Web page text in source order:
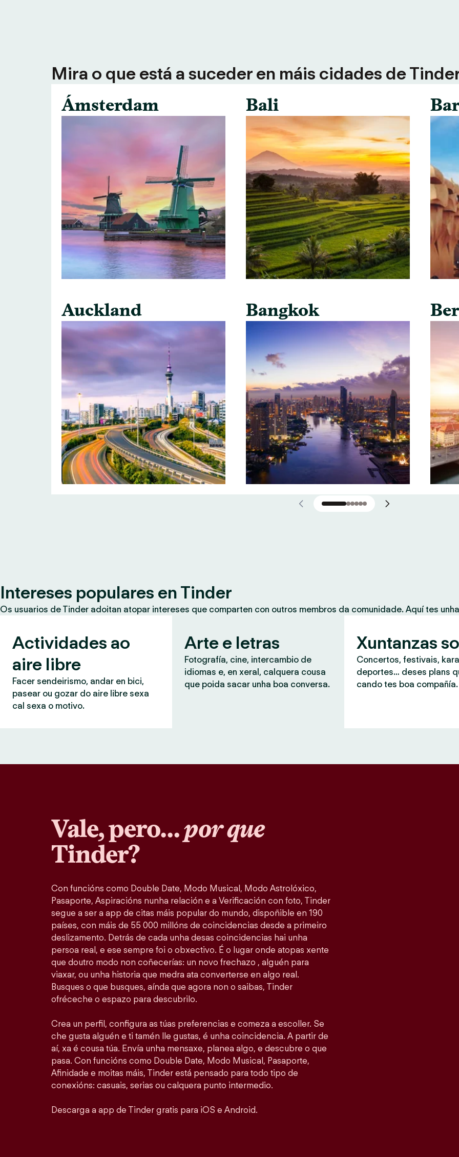
Mira o que está a suceder en máis cidades de
Ámsterdam
Auckland
Bali
Bangkok
Intereses populares en Tinder
Os usuarios de Tinder adoitan atopar intereses que comparten con outros membros da comunidade. Aquí tes
Actividades ao
aire libre
Facer sendeirismo, andar en bici,
pasear ou gozar do aire libre sexa
cal sexa o motivo.
Arte e letras
Fotografía, cine, intercambio de
idiomas e, en xeral, calquera cousa
que poida sacar unha boa conversa.
Xuntanzas
Concertos, festivais,
deportes… deses plans
cando tes boa compañía.
Vale, pero…por que
Tinder?
Con funcións como Double Date, Modo Musical, Modo Astrolóxico,
Pasaporte, Aspiracións nunha relación e a Verificación con foto, Tinder
segue a ser a app de citas máis popular do mundo, dispoñible en 190
países, con máis de 55 000 millóns de coincidencias desde a primeiro
deslizamento. Detrás de cada unha desas coincidencias hai unha
persoa real, e ese sempre foi o obxectivo. É o lugar onde atopas xente
que doutro modo non coñecerías: un novo frechazo , alguén para
viaxar, ou unha historia que medra ata converterse en algo real.
Busques o que busques, aínda que agora non o saibas, Tinder
ofréceche o espazo para descubrilo.
Crea un perfil, configura as túas preferencias e comeza a escoller. Se
che gusta alguén e ti tamén lle gustas, é unha coincidencia. A partir de
aí, xa é cousa túa. Envía unha mensaxe, planea algo, e descubre o que
pasa. Con funcións como Double Date, Modo Musical, Pasaporte,
Afinidade e moitas máis, Tinder está pensado para todo tipo de
conexións: casuais, serias ou calquera punto intermedio.
Descarga a app de Tinder gratis para iOS e Android.